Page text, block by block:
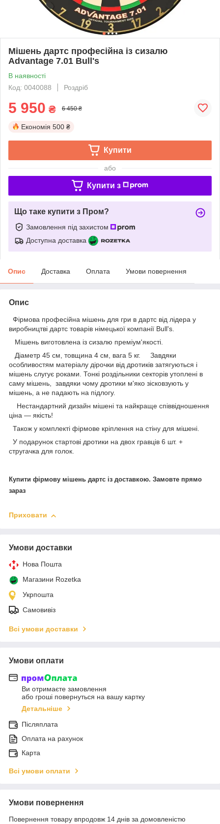
Мішень дартс професійна із сизалю
Advantage 7.01 Bull's
В наявності
Код: 0040088
Роздріб
5 950 ₴ 6 450 ₴
Економія 500 ₴
Купити
або
Купити з
Що таке купити з Пром?
Замовлення під захистом
Доступна доставка
Опис Доставка Оплата Умови повернення
Опис
Фірмова професійна мішень для гри в дартс від лідера у
виробництві дартс товарів німецької компанії Bull's.
Мішень виготовлена із сизалю преміум'якості.
Діаметр 45 см, товщина 4 см, вага 5 кг. Завдяки
особливостям матеріалу дірочки від дротиків затягуються і
мішень слугує роками. Тонкі роздільники секторів утоплені в
саму мішень, завдяки чому дротики м'яко зісковзують у
мішень, а не падають на підлогу.
Нестандартний дизайн мішені та найкраще співвідношення
ціна — якість!
Також у комплекті фірмове кріплення на стіну для мішені.
У подарунок стартові дротики на двох гравців 6 шт. +
стругачка для голок.
Купити фірмову мішень дартс із доставкою. Замовте прямо
зараз
Приховати
Умови доставки
Нова Пошта
Магазини Rozetka
Укрпошта
Самовивіз
Всі умови доставки
Умови оплати
Ви отримаєте замовлення
або гроші повернуться на вашу картку
Детальніше
Післяплата
Оплата на рахунок
Карта
Всі умови оплати
Умови повернення
Повернення товару впродовж 14 днів за домовленістю